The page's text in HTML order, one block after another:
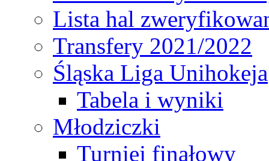
Lista hal
Transfery 2021/2022
Śląska Liga Unihokeja
Tabela i wyniki
Młodziczki
Turniej finałowy